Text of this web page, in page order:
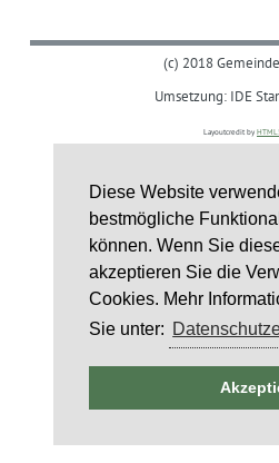
Diese Website
bestmögliche
können. Wenn Sie
akzeptieren Sie die
Cookies. Mehr
Sie unter:
(c) 2018
Umsetzung: IDE
Layoutcredit by